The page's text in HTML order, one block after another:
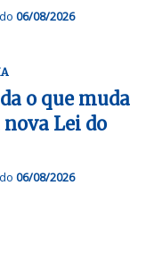
06/08/2026
o que muda
nova Lei do
06/08/2026